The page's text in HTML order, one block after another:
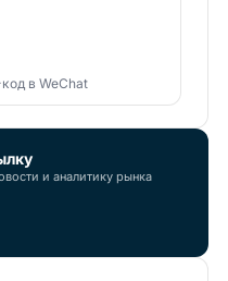
в WeChat
и аналитику рынка